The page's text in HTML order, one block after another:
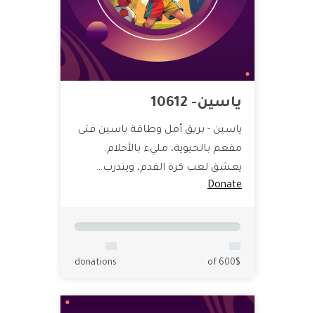
ياسين- 10612
ياسين - بريق أمل وطاقة ياسين فتى
مفعم بالحيوية، مليء بالأحلام.
يعشق لعب كرة القدم، ويتدرب…
Donate
of 600$
donations